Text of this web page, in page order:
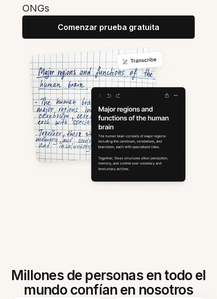
ONGs
Comenzar prueba gratuita
Millones de personas en todo el
mundo confían en nosotros